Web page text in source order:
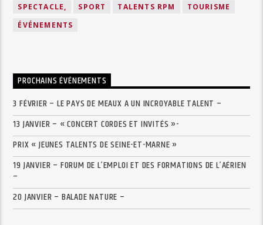
SPECTACLE,
SPORT TALENTS RPM
TOURISME
ÉVÉNEMENTS
PROCHAINS ÉVÉNEMENTS
3 FÉVRIER – LE PAYS DE MEAUX A UN INCROYABLE TALENT –
13 JANVIER – « CONCERT CORDES ET INVITÉS »-
PRIX « JEUNES TALENTS DE SEINE-ET-MARNE »
19 JANVIER – FORUM DE L’EMPLOI ET DES FORMATIONS DE L’AÉRIEN
–
20 JANVIER – BALADE NATURE –